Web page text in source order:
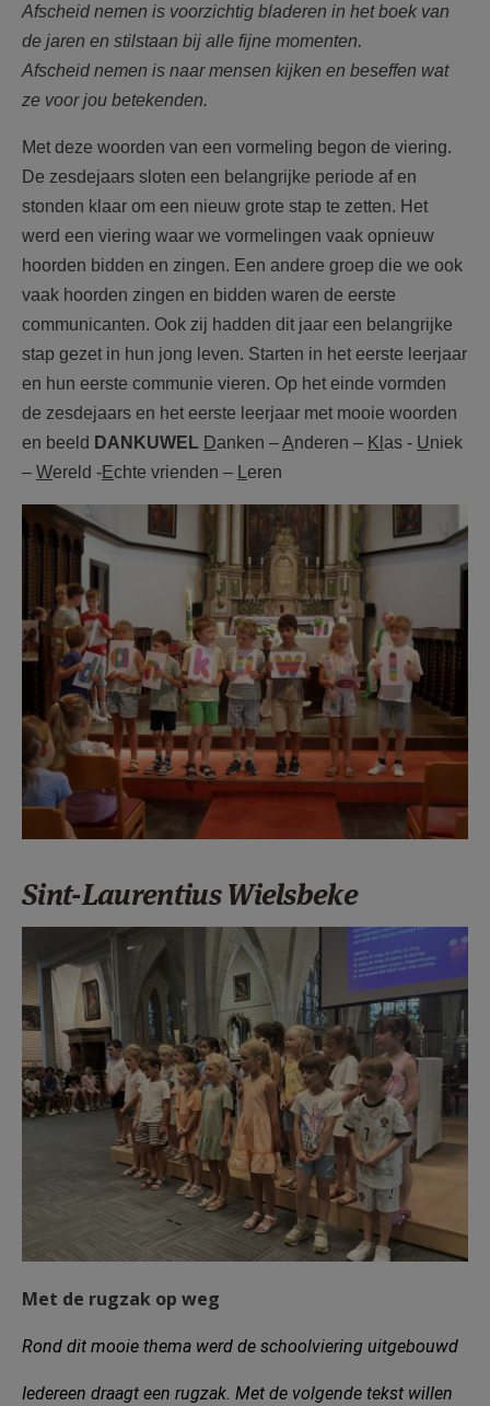
Afscheid nemen is voorzichtig bladeren in het boek van
de jaren en stilstaan bij alle fijne momenten.
Afscheid nemen is naar mensen kijken en beseffen wat
ze voor jou betekenden.
Met deze woorden van een vormeling begon de viering.
De zesdejaars sloten een belangrijke periode af en
stonden klaar om een nieuw grote stap te zetten. Het
werd een viering waar we vormelingen vaak opnieuw
hoorden bidden en zingen. Een andere groep die we ook
vaak hoorden zingen en bidden waren de eerste
communicanten. Ook zij hadden dit jaar een belangrijke
stap gezet in hun jong leven. Starten in het eerste leerjaar
en hun eerste communie vieren. Op het einde vormden
de zesdejaars en het eerste leerjaar met mooie woorden
en beeld DANKUWEL Danken –Anderen – Kl as - Uniek
– Wereld -Echte vrienden – eren
SAM_9684.JPG
Sint-Laurentius Wielsbeke
F1213u29.jpeg
Met de rugzak op weg
Rond dit mooie thema werd de schoolviering uitgebouwd
Iedereen draagt een rugzak. Met de volgende tekst willen